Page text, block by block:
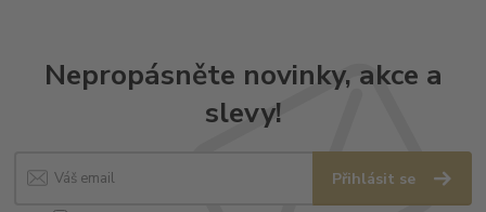
Nepropásněte novinky, akce a
slevy!
Přihlásit se